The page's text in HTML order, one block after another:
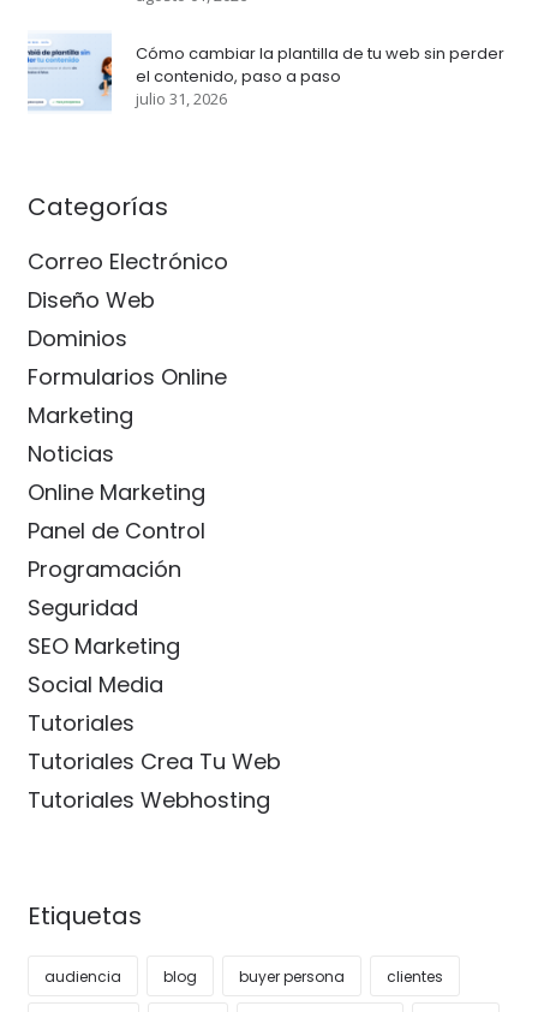
Cómo cambiar la plantilla de tu web sin perder
el contenido, paso a paso
julio 31, 2026
Categorías
Correo Electrónico
Diseño Web
Dominios
Formularios Online
Marketing
Noticias
Online Marketing
Panel de Control
Programación
Seguridad
SEO Marketing
Social Media
Tutoriales
Tutoriales Crea Tu Web
Tutoriales Webhosting
Etiquetas
audiencia blog buyer persona clientes